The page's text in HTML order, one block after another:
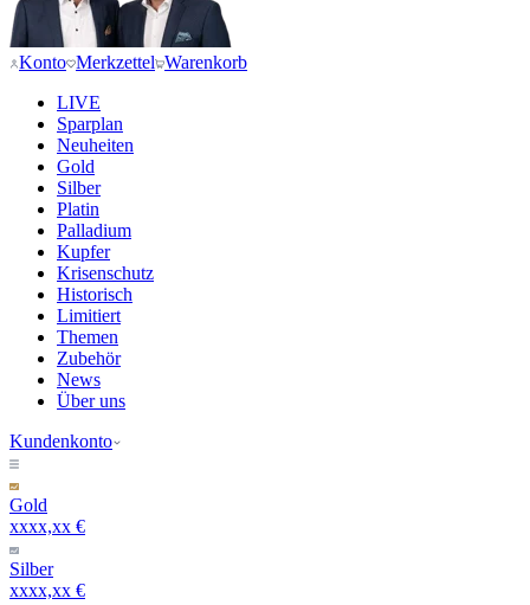
Konto Merkzettel Warenkorb
LIVE
Sparplan
Neuheiten
Gold
Silber
Platin
Palladium
Kupfer
Krisenschutz
Historisch
Limitiert
Themen
Zubehör
News
Über uns
Kundenkonto
Gold
xxxx,xx €
Silber
xxxx,xx €